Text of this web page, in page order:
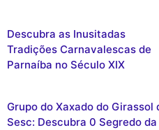
Descubra as Inusitadas
Tradições Carnavalescas de
Parnaíba no Século XIX
Grupo do Xaxado do Girassol
Sesc: Descubra 0 Segredo da